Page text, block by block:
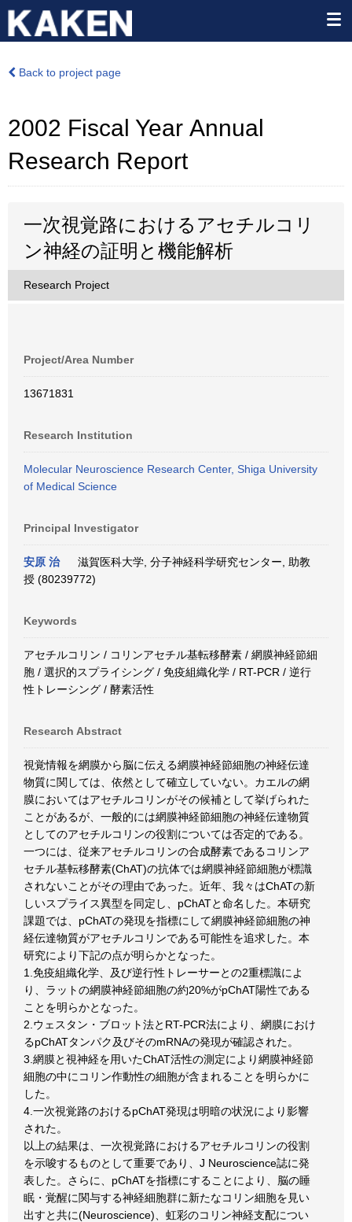
Back to project page
2002 Fiscal Year Annual
Research Report
一次視覚路におけるアセチルコリ
ン神経の証明と機能解析
Research Project
Project/Area Number
13671831
Research Institution
Molecular Neuroscience Research Center, Shiga University
of Medical Science
Principal Investigator
安原 治
滋賀医科大学, 分子神経科学研究センター, 助教
授 (80239772)
Keywords
アセチルコリン / コリンアセチル基転移酵素 / 網膜神経節細
胞 / 選択的スプライシング / 免疫組織化学 / RT-PCR / 逆行
性トレーシング / 酵素活性
Research Abstract
視覚情報を網膜から脳に伝える網膜神経節細胞の神経伝達
物質に関しては、依然として確立していない。カエルの網
膜においてはアセチルコリンがその候補として挙げられた
ことがあるが、一般的には網膜神経節細胞の神経伝達物質
としてのアセチルコリンの役割については否定的である。
一つには、従来アセチルコリンの合成酵素であるコリンア
セチル基転移酵素(ChAT)の抗体では網膜神経節細胞が標識
されないことがその理由であった。近年、我々はChATの新
しいスプライス異型を同定し、pChATと命名した。本研究
課題では、pChATの発現を指標にして網膜神経節細胞の神
経伝達物質がアセチルコリンである可能性を追求した。本
研究により下記の点が明らかとなった。
1.免疫組織化学、及び逆行性トレーサーとの2重標識によ
り、ラットの網膜神経節細胞の約20%がpChAT陽性である
ことを明らかとなった。
2.ウェスタン・ブロット法とRT-PCR法により、網膜におけ
るpChATタンパク及びそのmRNAの発現が確認された。
3.網膜と視神経を用いたChAT活性の測定により網膜神経節
細胞の中にコリン作動性の細胞が含まれることを明らかに
した。
4.一次視覚路のおけるpChAT発現は明暗の状況により影響
された。
以上の結果は、一次視覚路におけるアセチルコリンの役割
を示唆するものとして重要であり、J Neuroscience誌に発
表した。さらに、pChATを指標にすることにより、脳の睡
眠・覚醒に関与する神経細胞群に新たなコリン細胞を見い
出すと共に(Neuroscience)、虹彩のコリン神経支配につい